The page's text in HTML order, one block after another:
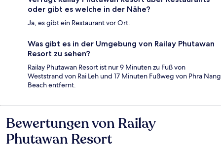
oder gibt es welche in der Nähe?
Ja, es gibt ein Restaurant vor Ort.
Was gibt es in der Umgebung von Railay Phutawan
Resort zu sehen?
Railay Phutawan Resort ist nur 9 Minuten zu Fuß von
Weststrand von Rai Leh und 17 Minuten Fußweg von Phra Nang
Beach entfernt.
Bewertungen
Bewertungen von Railay
Phutawan Resort